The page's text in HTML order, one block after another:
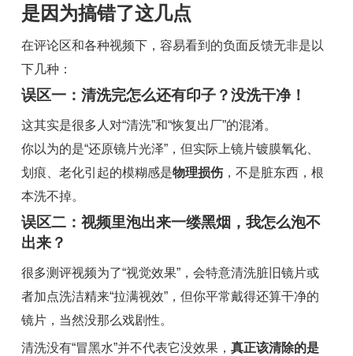
是因为搞错了这几点
在评论区和各种视频下，容易看到的负面反馈无非是以
下几种：
误区一：清洗完怎么还有印子？没洗干净！
这其实是很多人对“清洗”和“恢复出厂”的混淆。
你以为的是“还原镜片光泽”，但实际上镜片镀膜氧化、
划痕、老化引起的模糊感是物理损伤 ，不是脏东西，根
本洗不掉。
误区二：视频里泡出来一缕黑烟，我怎么泡不
出来？
很多测评视频为了“视觉效果”，会特意清洗脏旧镜片或
者加点洗洁精来“拉满视效”，但你平常戴得还算干净的
镜片，当然没那么戏剧性。
清洗没有“冒黑水”并不代表它没效果，真正该清除的是